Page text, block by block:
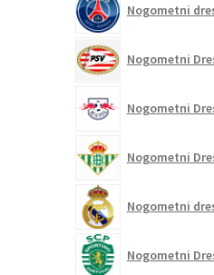
Nogometni
Nogometni
Nogometni
Nogometni
Nogometni
Nogometni